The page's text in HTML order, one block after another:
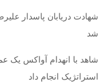
شهادت دریابان پاسدار
شد
شاهد با انهدام آواکس یک
استراتژیک انجام داد